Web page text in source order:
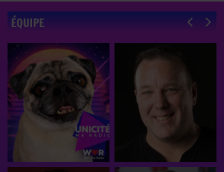
ÉQUIPE